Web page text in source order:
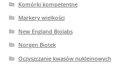
Komórki kompetentne
Markery wielkości
New England Biolabs
Norgen Biotek
Oczyszczanie kwasów nukleinowych